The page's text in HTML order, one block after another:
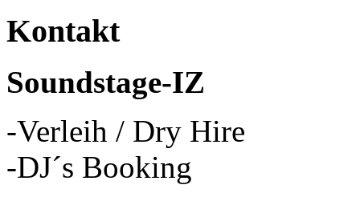
Kontakt
Soundstage-IZ
-Verleih / Dry Hire
-DJ´s Booking